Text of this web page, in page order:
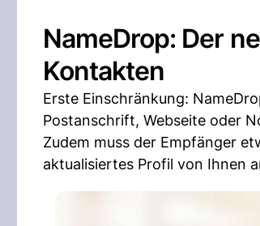
NameDrop: Der
Kontakten
Erste Einschränkung:
Postanschrift, Webseite oder
Zudem muss der Empfänger
aktualisiertes Profil von Ihnen